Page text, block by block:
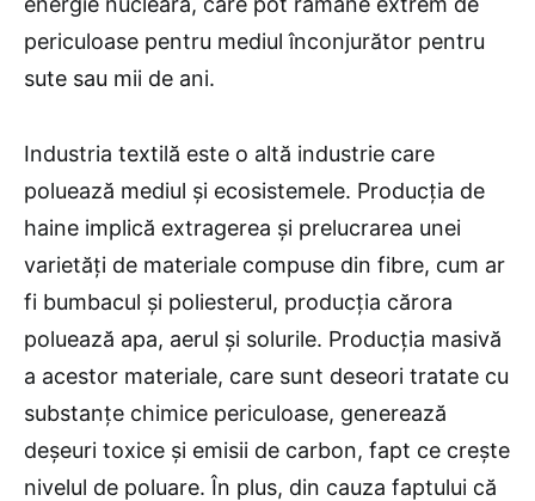
periculoase pentru mediul înconjurător pentru
sute sau mii de ani.
Industria textilă este o altă industrie care
poluează mediul și ecosistemele. Producția de
haine implică extragerea și prelucrarea unei
varietăți de materiale compuse din fibre, cum ar
fi bumbacul și poliesterul, producția cărora
poluează apa, aerul și solurile. Producția masivă
a acestor materiale, care sunt deseori tratate cu
substanțe chimice periculoase, generează
deșeuri toxice și emisii de carbon, fapt ce crește
nivelul de poluare. În plus, din cauza faptului că